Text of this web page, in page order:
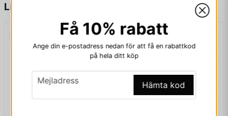
Liknande produkter
KOMPLETT I BOX
Mejladress
Få 10% rabatt
Ange din e-postadress nedan för att få en rabattkod
på hela ditt köp
email
Mejladress Hämta kod